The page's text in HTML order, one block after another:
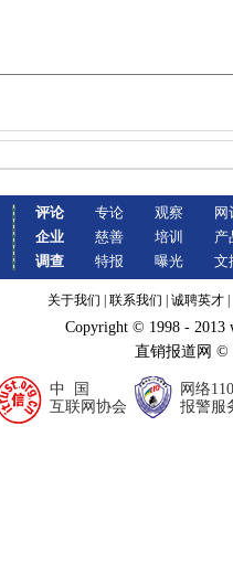
评论
企业
调查
专论
慈善
特报
观察
培训
曝光
网
产
文
关于我们 联系我们 诚聘英才
Copyright © 1998 - 2013
直销报道网
中 国
互联网协会
网络110
报警服